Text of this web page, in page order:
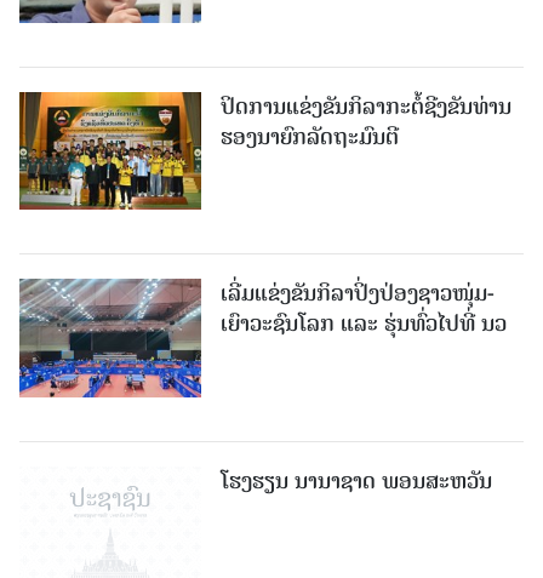
ປິດການແຂ່ງຂັນກິລາກະຕໍ້ຊີງຂັນທ່ານ
ຮອງນາຍົກລັດຖະມົນຕີ
ເລີ່ມແຂ່ງຂັນກິລາປິ່ງປ່ອງຊາວໜຸ່ມ-
ເຍົາວະຊົນໂລກ ແລະ ຮຸ່ນທົ່ວໄປທີ່ ນວ
ໂຮງຮຽນ ນານາຊາດ ພອນສະຫວັນ